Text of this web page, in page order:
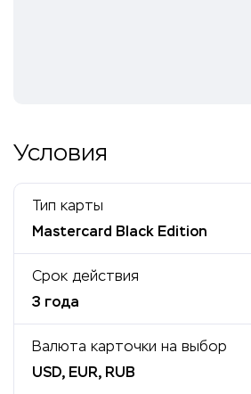
Условия
Тип карты
Mastercard Black Edition
Срок действия
3 года
Валюта карточки на выбор
USD, EUR, RUB